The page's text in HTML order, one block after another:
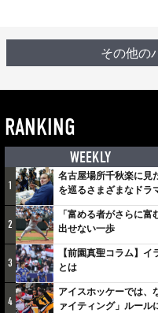
その他の
RANKING
WEEKLY
1
名古屋場所千秋楽に見
を巡るさまざまなドラ
2
「富める者がさらに
出せない一歩
3
【前園真聖コラム】
とは
4
アイスホッケーでは
ァイティング」ルール